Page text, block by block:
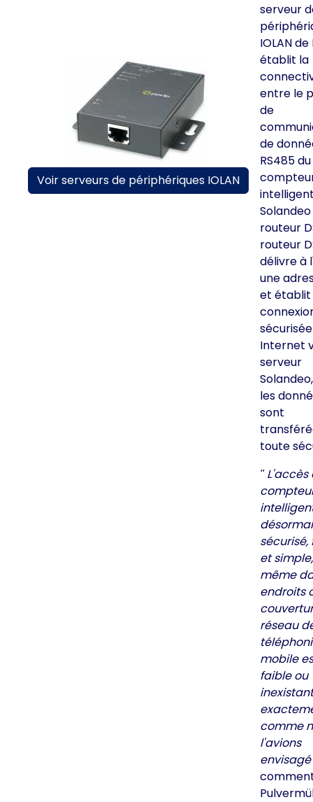
serveur
IOLAN
établit la
entre le
de
de
RS485 du
routeur
routeur
délivre à
une
et établit
Internet
serveur
les
sont
toute
L'accès
sécurisé,
et simple,
même
endroits
réseau
mobile
faible ou
comme
l'avions
envisagé
Voir serveurs de périphériques IOLAN